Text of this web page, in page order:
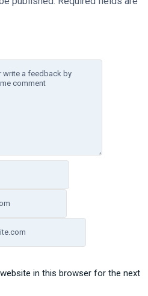
in this browser for the next